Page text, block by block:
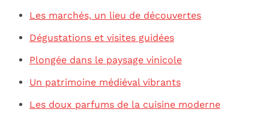
Les marchés, un lieu de découvertes
Dégustations et visites guidées
Plongée dans le paysage vinicole
Un patrimoine médiéval vibrants
Les doux parfums de la cuisine moderne